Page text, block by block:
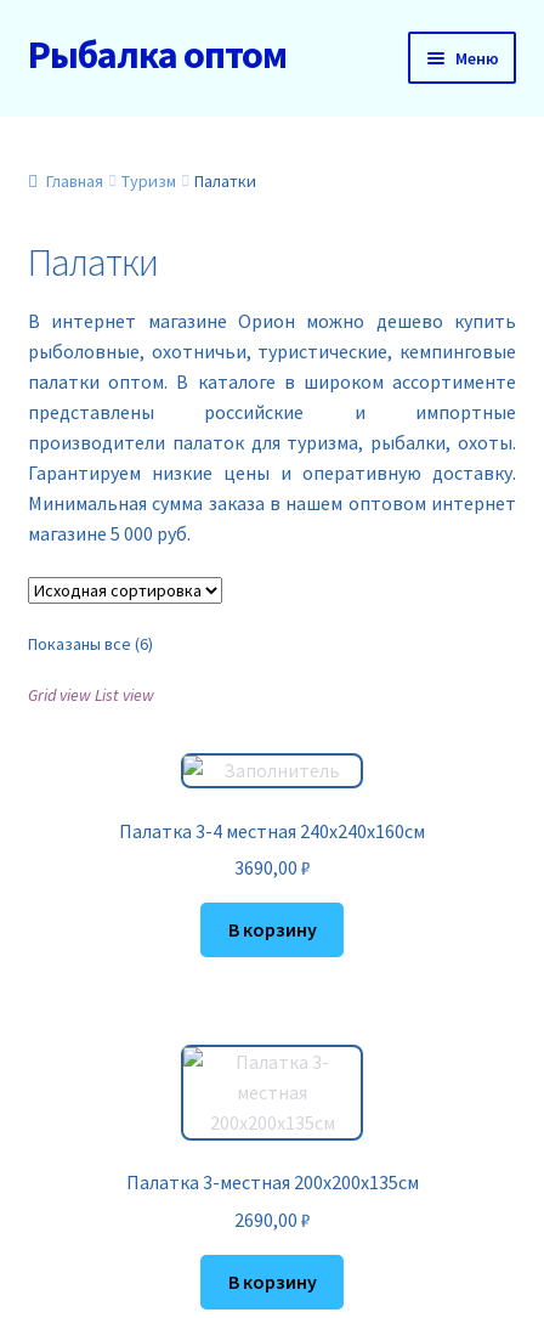
Перейти
к
Перейти
к
Рыбалка оптом Меню
О нас
Доставка и оплата
Акции
Новинки
Прайс
Контакты
Главная Туризм Палатки
Палатки
В интернет магазине Орион можно дешево купить
рыболовные, охотничьи, туристические, кемпинговые
палатки оптом. В каталоге в широком ассортименте
представлены российские и импортные
производители палаток для туризма, рыбалки, охоты.
Гарантируем низкие цены и оперативную доставку.
Минимальная сумма заказа в нашем оптовом интернет
магазине 5 000 руб.
Показаны все (6)
Grid viewList view
Палатка 3-4 местная 240х240х160см
3690,00 ₽
В корзину
Палатка 3-местная 200х200х135см
2690,00 ₽
В корзину